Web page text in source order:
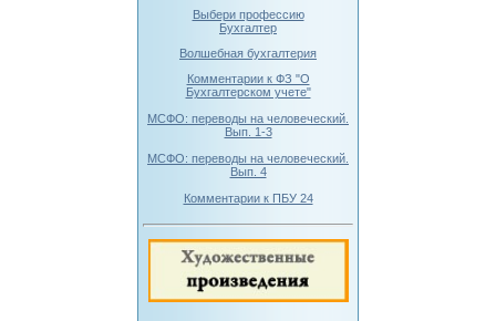
Выбери профессию
Бухгалтер
Волшебная бухгалтерия
Комментарии к ФЗ "О
Бухгалтерском учете"
МСФО: переводы на человеческий.
Вып. 1-3
МСФО: переводы на человеческий.
Вып. 4
Комментарии к ПБУ 24